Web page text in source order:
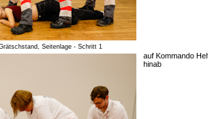
Seitenlage - Schritt 1
auf Kommando
hinab